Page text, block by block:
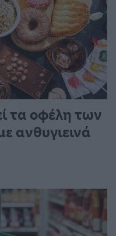
τα οφέλη των
ανθυγιεινά